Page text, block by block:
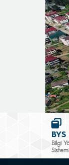
BYS
Bilgi
Sistemi